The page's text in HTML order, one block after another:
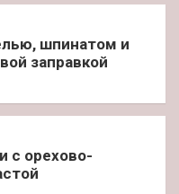
шпинатом и
заправкой
с орехово-